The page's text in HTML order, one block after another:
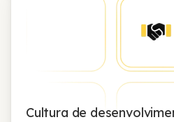
Cultura de